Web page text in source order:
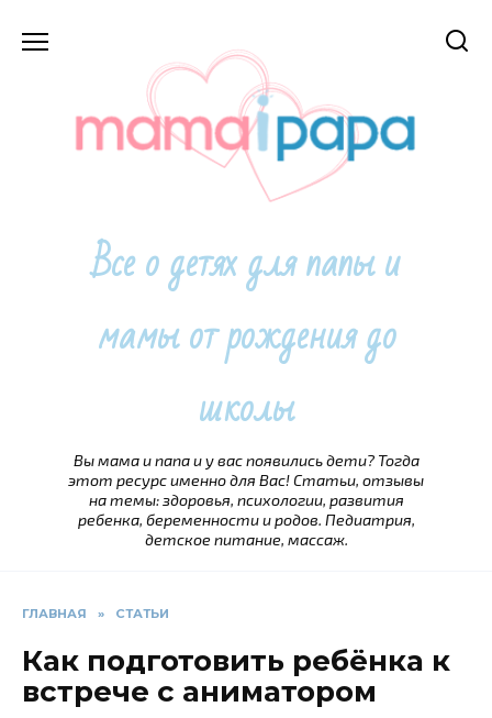
Все о детях для папы и
мамы от рождения до
школы
Вы мама и папа и у вас появились дети? Тогда
этот ресурс именно для Вас! Статьи, отзывы
на темы: здоровья, психологии, развития
ребенка, беременности и родов. Педиатрия,
детское питание, массаж.
ГЛАВНАЯ » СТАТЬИ
Как подготовить ребёнка к
встрече с аниматором